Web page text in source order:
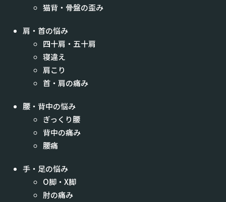
猫背・骨盤の歪み
肩・首の悩み
四十肩・五十肩
寝違え
肩こり
首・肩の痛み
腰・背中の悩み
ぎっくり腰
背中の痛み
腰痛
手・足の悩み
O脚・X脚
肘の痛み